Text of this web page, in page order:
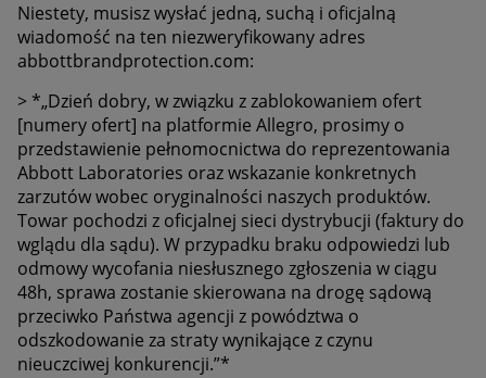
Niestety, musisz wysłać jedną, suchą i oficjalną
wiadomość na ten niezweryfikowany adres
abbottbrandprotection.com:
> *„Dzień dobry, w związku z zablokowaniem ofert
[numery ofert] na platformie Allegro, prosimy o
przedstawienie pełnomocnictwa do reprezentowania
Abbott Laboratories oraz wskazanie konkretnych
zarzutów wobec oryginalności naszych produktów.
Towar pochodzi z oficjalnej sieci dystrybucji (faktury do
wglądu dla sądu). W przypadku braku odpowiedzi lub
odmowy wycofania niesłusznego zgłoszenia w ciągu
48h, sprawa zostanie skierowana na drogę sądową
przeciwko Państwa agencji z powództwa o
odszkodowanie za straty wynikające z czynu
nieuczciwej konkurencji.”*